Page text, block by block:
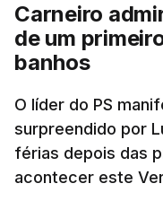
Carneiro
de um
banhos
O líder do PS
surpreendido por
férias depois das
acontecer este